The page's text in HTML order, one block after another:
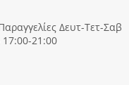
Δευτ-Τετ-Σαβ
21:00